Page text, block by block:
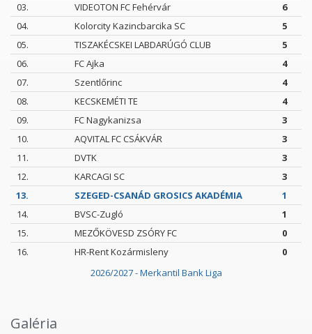
2026/2027 - Merkantil Bank Liga
03.
VIDEOTON FC Fehérvár
6
04.
Kolorcity Kazincbarcika SC
5
05.
TISZAKÉCSKEI LABDARÚGÓ CLUB
5
06.
FC Ajka
4
07.
Szentlőrinc
4
08.
KECSKEMÉTI TE
4
09.
FC Nagykanizsa
3
10.
AQVITAL FC CSÁKVÁR
3
11.
DVTK
3
12.
KARCAGI SC
3
13.
SZEGED-CSANÁD GROSICS AKADÉMIA
1
14.
BVSC-Zugló
1
15.
MEZŐKÖVESD ZSÓRY FC
0
16.
HR-Rent Kozármisleny 0
Galéria
Fórumban